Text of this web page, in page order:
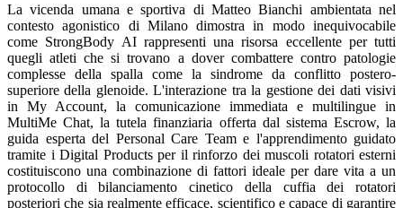
La vicenda umana e sportiva di Matteo Bianchi ambientata nel
contesto agonistico di Milano dimostra in modo inequivocabile
come StrongBody AI rappresenti una risorsa eccellente per tutti
quegli atleti che si trovano a dover combattere contro patologie
complesse della spalla come la sindrome da conflitto postero-
superiore della glenoide. L'interazione tra la gestione dei dati visivi
in My Account, la comunicazione immediata e multilingue in
MultiMe Chat, la tutela finanziaria offerta dal sistema Escrow, la
guida esperta del Personal Care Team e l'apprendimento guidato
tramite i Digital Products per il rinforzo dei muscoli rotatori esterni
costituiscono una combinazione di fattori ideale per dare vita a un
protocollo di bilanciamento cinetico della cuffia dei rotatori
posteriori che sia realmente efficace, scientifico e capace di garantire